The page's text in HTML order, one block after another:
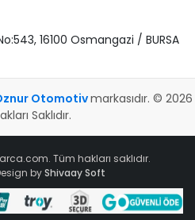
16100 Osmangazi / BURSA
Otomotivmarkasıdır. © 2026
Saklıdır.
Tüm hakları saklıdır.
byShivaay Soft